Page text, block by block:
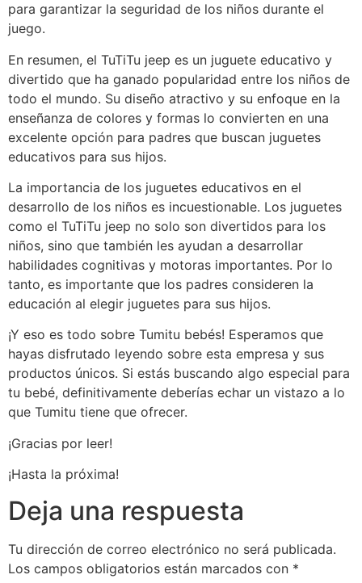
para garantizar la seguridad de los niños durante el
juego.
En resumen, el TuTiTu jeep es un juguete educativo y
divertido que ha ganado popularidad entre los niños de
todo el mundo. Su diseño atractivo y su enfoque en la
enseñanza de colores y formas lo convierten en una
excelente opción para padres que buscan juguetes
educativos para sus hijos.
La importancia de los juguetes educativos en el
desarrollo de los niños es incuestionable. Los juguetes
como el TuTiTu jeep no solo son divertidos para los
niños, sino que también les ayudan a desarrollar
habilidades cognitivas y motoras importantes. Por lo
tanto, es importante que los padres consideren la
educación al elegir juguetes para sus hijos.
¡Y eso es todo sobre Tumitu bebés! Esperamos que
hayas disfrutado leyendo sobre esta empresa y sus
productos únicos. Si estás buscando algo especial para
tu bebé, definitivamente deberías echar un vistazo a lo
que Tumitu tiene que ofrecer.
¡Gracias por leer!
¡Hasta la próxima!
Deja una respuesta
Tu dirección de correo electrónico no será publicada.
Los campos obligatorios están marcados con *